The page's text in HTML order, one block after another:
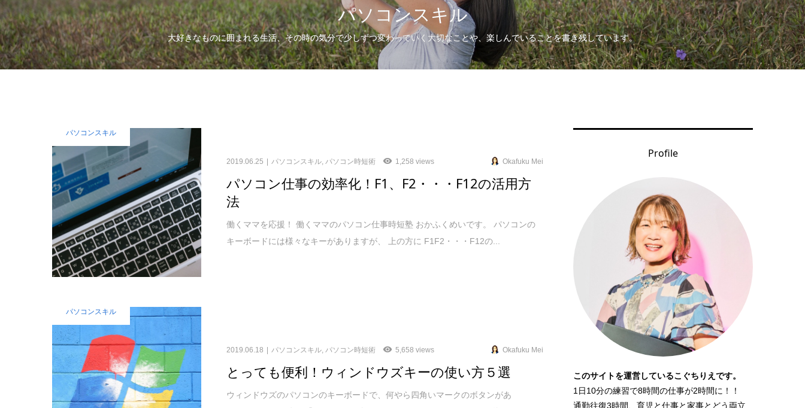
パソコンスキル
大好きなものに囲まれる生活、その時の気分で少しずつ変わっていく大切なことや、楽しんでいることを書き残しています。
パソコンスキル
2019.06.25 パソコンスキル,パソコン時短術 1,258 views Okafuku Mei
パソコン仕事の効率化！F1、F2・・・F12の活用方
法
働くママを応援！ 働くママのパソコン仕事時短塾 おかふくめいです。 パソコンの
キーボードには様々なキーがありますが、 上の方に F1F2・・・F12の...
パソコンスキル
2019.06.18 パソコンスキル パソコン時短術 5,658 views Okafuku Mei
とっても便利！ウィンドウズキーの使い方５選
ウィンドウズのパソコンのキーボードで、何やら四角いマークのボタンがあ
Profile
このサイトを運営しているこぐちりえです。
1日10分の練習で8時間の仕事が2時間に！！
通勤往復3時間、育児と仕事と家事とどう両立